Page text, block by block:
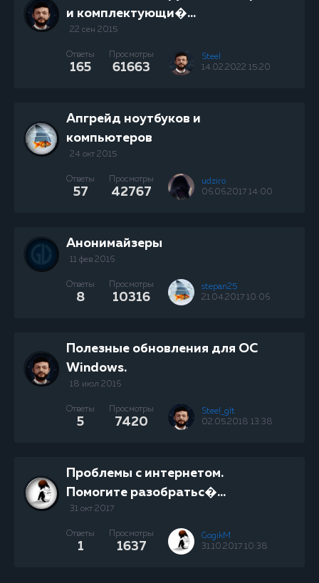
и комплектующи�...
22 сен 2015
Ответы
165
Просмотры
61663
Steel
14.02.2022 15:20
Апгрейд ноутбуков и
компьютеров
24 окт 2015
Ответы
57
Просмотры
42767
udziro
06.06.2017 14:00
Анонимайзеры
11 фев 2016
Ответы
8
Просмотры
10316
stepan25
21.04.2017 10:06
Полезные обновления для OC
Windows.
18 июл 2016
Ответы
5
Просмотры
7420
Steel_glt
02.05.2018 13:38
Проблемы с интернетом.
Помогите разобратьс�...
31 окт 2017
Ответы
1
Просмотры
1637
GogikM
31.10.2017 10:38